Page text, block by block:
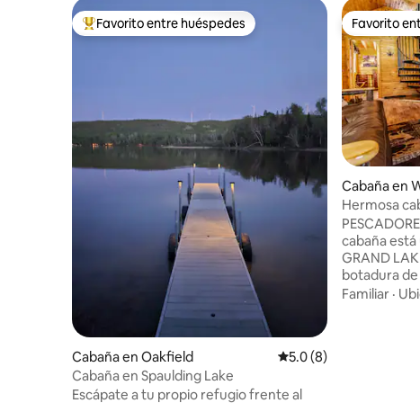
Favorito entre huéspedes preferido
Favorito entre huéspedes
Cabaña en Oakfield Calificación promedio:
5.0 (8)
Cabaña en Spaulding Lake
Escápate a tu propio refugio frente al
Favorito
Favorito
Cabaña en
Hermosa
East Grand
cabaña está
GRAND
botadura
amplio
Familiar ·